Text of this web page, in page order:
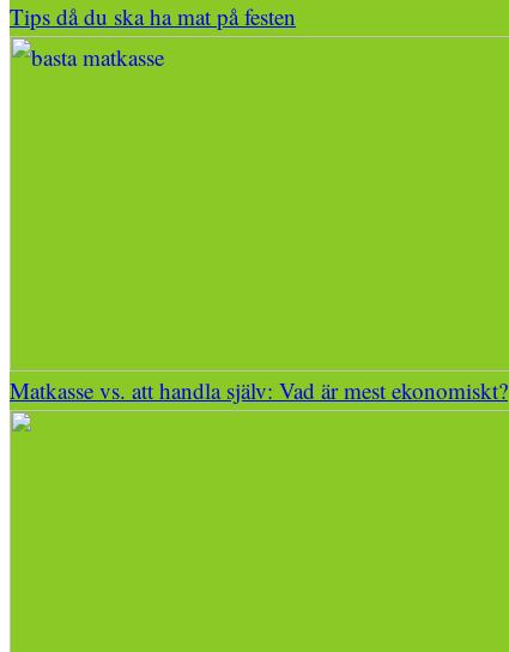
Tips då du ska ha mat på festen
Matkasse vs. att handla själv: Vad är mest ekonomiskt?